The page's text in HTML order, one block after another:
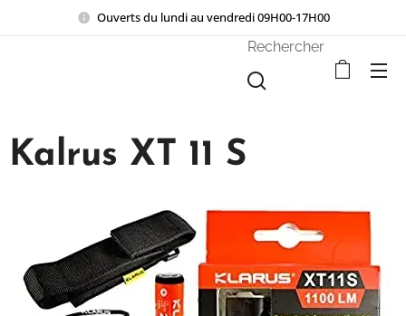
Ouverts du lundi au vendredi 09H00-17H00
Rechercher
Kalrus XT 11 S